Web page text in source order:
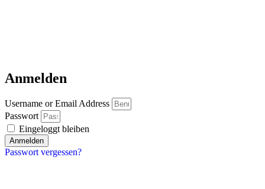
Anmelden
Username or Email Address
Passwort
Eingeloggt bleiben
Anmelden
Passwort vergessen?